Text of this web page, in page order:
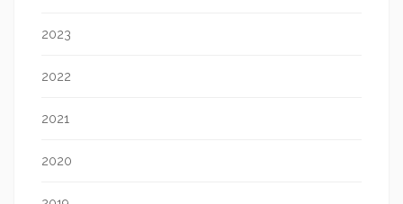
2023
2022
2021
2020